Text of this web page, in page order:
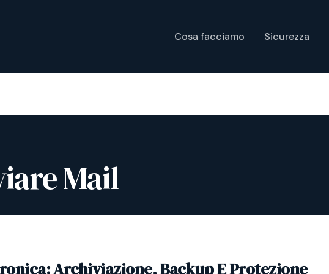
Cosa facciamo Sicurezza
Mail
Archiviazione, Backup E Protezione